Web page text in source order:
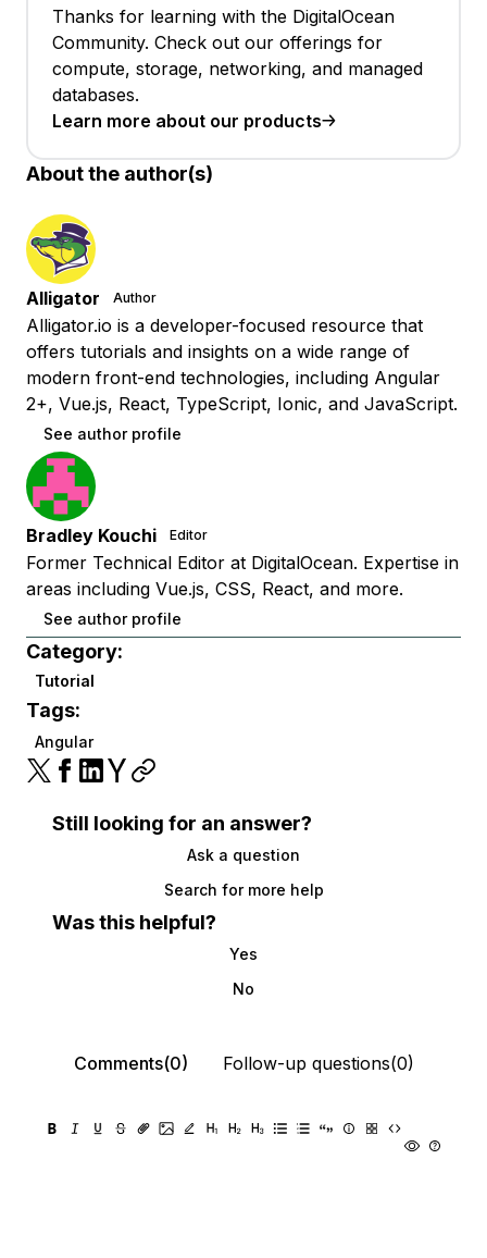
Thanks for learning with the DigitalOcean
Community. Check out our offerings for
compute, storage, networking, and managed
databases.
Learn more about our products
About the author(s)
Alligator Author
Alligator.io is a developer-focused resource that
offers tutorials and insights on a wide range of
modern front-end technologies, including Angular
2+, Vue.js, React, TypeScript, Ionic, and JavaScript.
See author profile
Bradley Kouchi Editor
Former Technical Editor at DigitalOcean. Expertise in
areas including Vue.js, CSS, React, and more.
See author profile
Category:
Tutorial
Tags:
Angular
Still looking for an answer?
Ask a question
Search for more help
Was this helpful?
Yes
No
Comments(0) Follow-up questions(0)